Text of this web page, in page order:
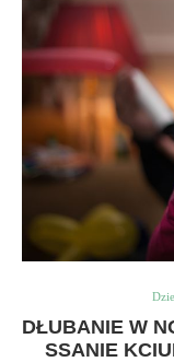
DŁUBANIE W
SSANIE